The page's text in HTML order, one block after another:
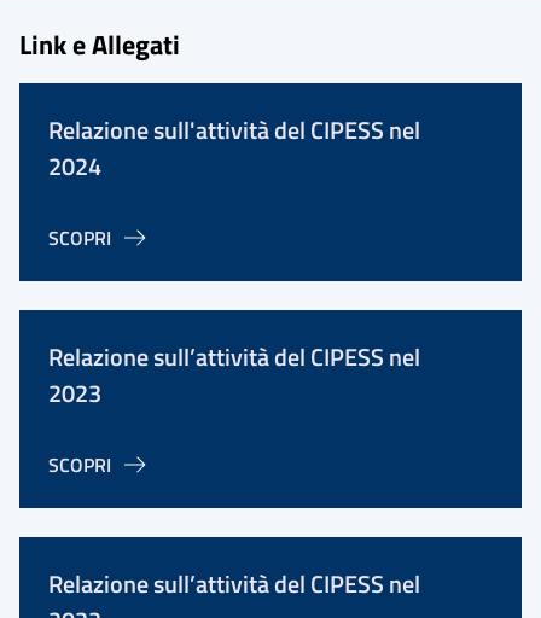
Link e Allegati
Relazione sull'attività del CIPESS nel
2024
SCOPRI
Relazione sull’attività del CIPESS nel
2023
SCOPRI
Relazione sull’attività del CIPESS nel